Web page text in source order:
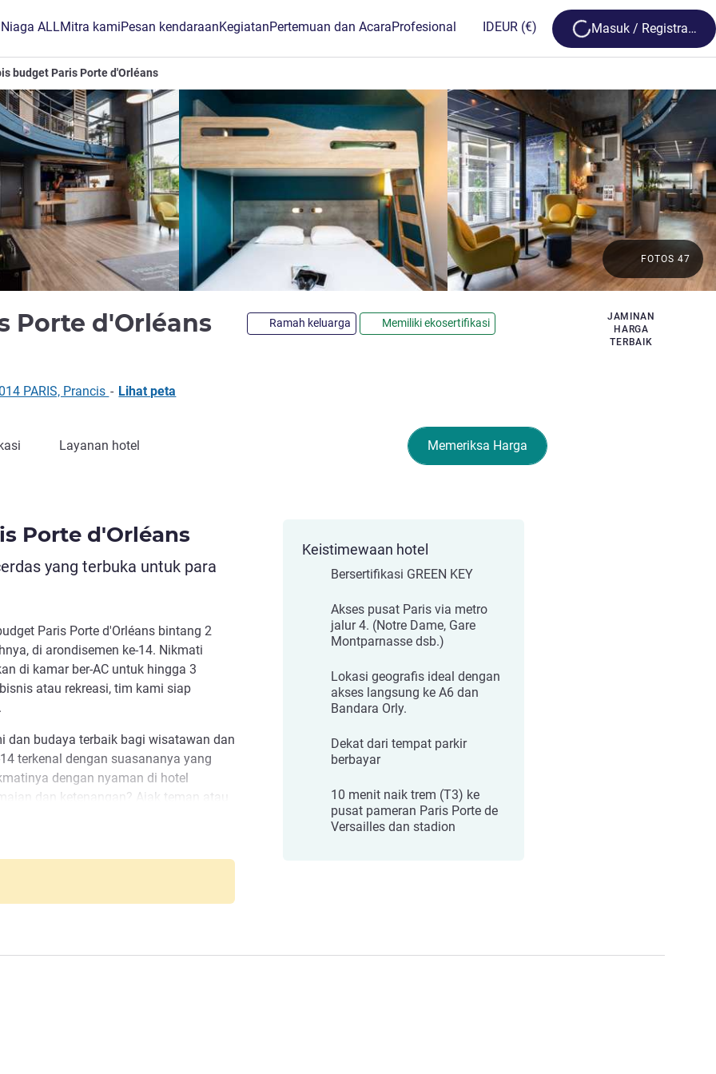
ALLMitra kamiPesan kendaraanKegiatanPertemuan dan AcaraProfesional IDEUR (€) Loading...
Masuk / Registrasi
budget Paris Porte d'Orléans
Porte d'Orléans bintang 2
Ramah keluarga Memiliki ekosertifikasi
JAMINAN
HARGA
TERBAIK
FOTOS 47
PARIS, Prancis - Lihat peta
Memeriksa Harga
Layanan hotel
Porte d'Orléans
yang terbuka untuk para
Paris Porte d'Orléans bintang 2
di arondisemen ke-14. Nikmati
di kamar ber-AC untuk hingga 3
atau rekreasi, tim kami siap
dan budaya terbaik bagi wisatawan dan
terkenal dengan suasananya yang
dengan nyaman di hotel
dan ketenangan? Ajak teman atau
hijau paling indah di Paris.
sekadar mengunjungi ibu kota? Kami
Keistimewaan hotel
Bersertifikasi GREEN KEY
Akses pusat Paris via metro
jalur 4. (Notre Dame, Gare
Montparnasse dsb.)
Lokasi geografis ideal dengan
akses langsung ke A6 dan
Bandara Orly.
Dekat dari tempat parkir
berbayar
10 menit naik trem (T3) ke
pusat pameran Paris Porte de
Versailles dan stadion